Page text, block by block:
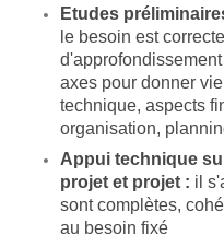
Etudes
le besoin est
axes pour donner
technique, aspects
organisation,
Appui technique
projet et projet : il
sont complètes,
au besoin fixé